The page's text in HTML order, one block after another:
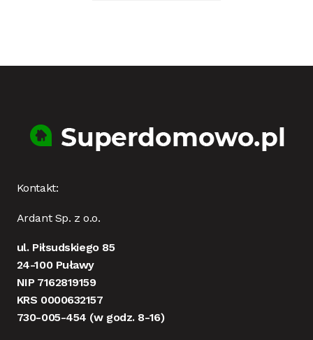
Kontakt:
Ardant Sp. z o.o.
ul. Piłsudskiego 85
24-100 Puławy
NIP 7162819159
KRS 0000632157
730-005-454 (w godz. 8-16)